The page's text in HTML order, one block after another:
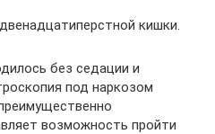
кишки.
без седации и
под наркозом
возможность пройти